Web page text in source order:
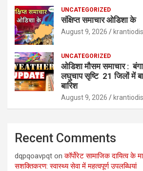
UNCATEGORIZED
संक्षिप्त समाचार ओडिशा के
August 9, 2026
UNCATEGORIZED
ओडिशा मौसम समाचार :
लघुचाप सृष्टि 21 जिलों में
बारिश
August 9, 2026
Recent Comments
dqpqoavpqt onकॉर्पोरेट सामाजिक दायित्व के
सशक्तिकरण: स्वास्थ्य सेवा में महत्वपूर्ण उपलब्धियां